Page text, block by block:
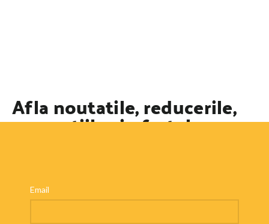
Afla noutatile, reducerile,
promotiile si ofertele
Email